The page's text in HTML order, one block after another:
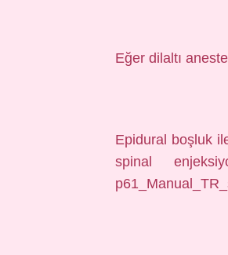
Eğer dilaltı
Epidural boşluk
spinal